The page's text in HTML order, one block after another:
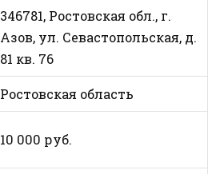
346781, Ростовская обл., г.
Азов, ул. Севастопольская, д.
81 кв. 76
Ростовская область
10 000 руб.